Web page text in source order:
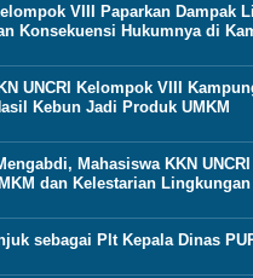
VIII Paparkan Dampak
Konsekuensi Hukumnya di
UNCRI Kelompok VIII
Kebun Jadi Produk UMKM
Mahasiswa KKN
dan Kelestarian Lingkungan
sebagai Plt Kepala Dinas